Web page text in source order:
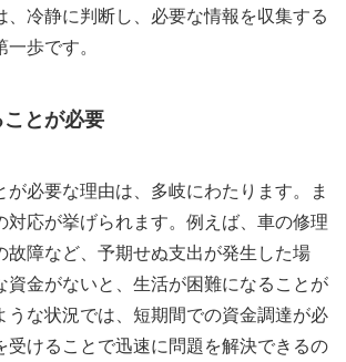
、冷静に判断し、必要な情報を収集する
歩です。
とが必要
が必要な理由は、多岐にわたります。ま
対応が挙げられます。例えば、車の修理
故障など、予期せぬ支出が発生した場
資金がないと、生活が困難になることが
うな状況では、短期間での資金調達が必
受けることで迅速に問題を解決できるの